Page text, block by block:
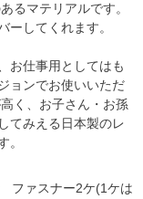
るマテリアルです。
ーしてくれます。
お仕事用としてはも
ョンでお使いいただ
く、お子さん・お孫
てみえる日本製のレ
。
ァスナー2ケ(1ケは